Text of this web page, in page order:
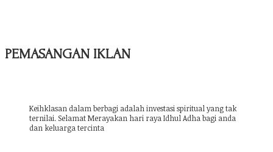
PEMASANGAN IKLAN
Keihklasan dalam berbagi adalah investasi spiritual yang tak
ternilai. Selamat Merayakan hari raya Idhul Adha bagi anda
dan keluarga tercinta